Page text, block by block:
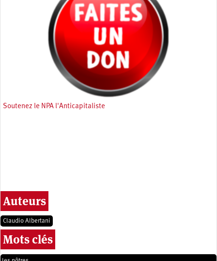
Soutenez le NPA l'Anticapitaliste
Auteurs
Claudio Albertani
Mots clés